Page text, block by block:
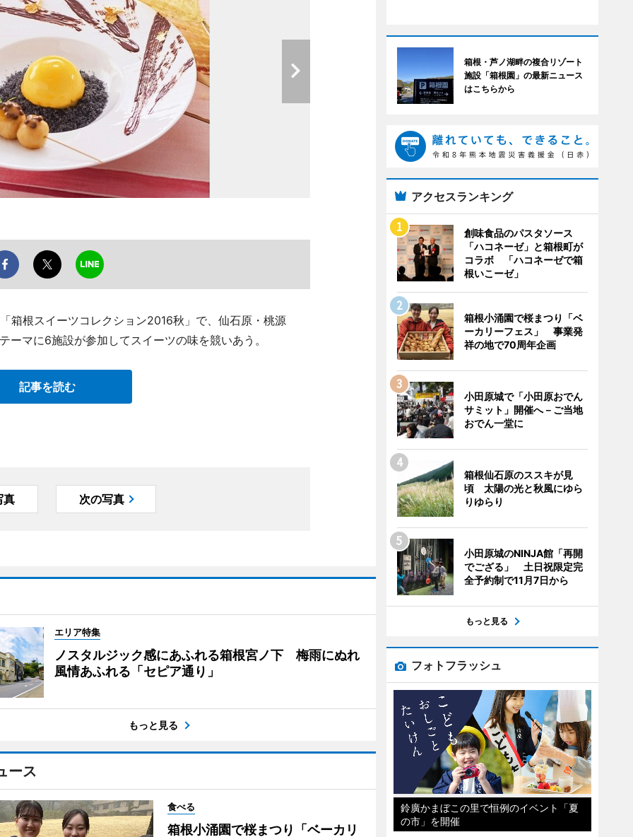
箱根スイーツコレクション2016秋」で、仙石原・桃源
マに6施設が参加してスイーツの味を競いあう。
記事を読む
真 次の写真
エリア特集
ノスタルジック感にあふれる箱根宮ノ下 梅雨にぬれ
風情あふれる「セピア通り」
もっと見る
ース
食べる
箱根小涌園で桜まつり「ベーカリ
箱根・芦ノ湖畔の複合リゾート
施設「箱根園」の最新ニュース
はこちらから
アクセスランキング
創味食品のパスタソース
「ハコネーゼ」と箱根町が
コラボ 「ハコネーゼで箱
根いこーゼ」
箱根小涌園で桜まつり「ベ
ーカリーフェス」 事業発
祥の地で70周年企画
小田原城で「小田原おでん
サミット」開催へ－ご当地
おでん一堂に
箱根仙石原のススキが見
頃 太陽の光と秋風にゆら
りゆらり
小田原城のNINJA館「再開
でござる」 土日祝限定完
全予約制で11月7日から
もっと見る
フォトフラッシュ
鈴廣かまぼこの里で恒例のイベント「夏
の市」を開催